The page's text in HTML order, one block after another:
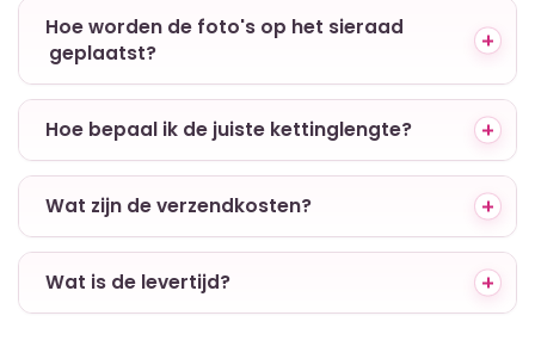
+ Hoe worden de foto's op het sieraad
geplaatst?
+ Hoe bepaal ik de juiste kettinglengte?
+ Wat zijn de verzendkosten?
+ Wat is de levertijd?